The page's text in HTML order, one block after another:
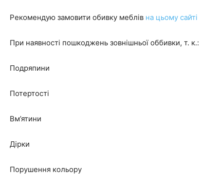
Рекомендую замовити обивку меблів на цьому сайті
При наявності пошкоджень зовнішньої оббивки, т. к.:
Подряпини
Потертості
Вм’ятини
Дірки
Порушення кольору